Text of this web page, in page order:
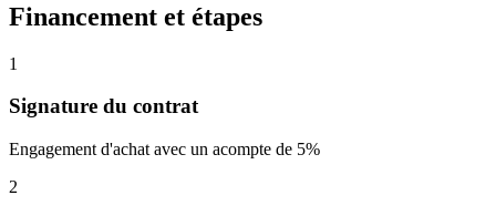
Financement et étapes
1
Signature du contrat
Engagement d'achat avec un acompte de 5%
2